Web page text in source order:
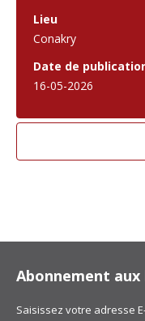
Lieu
Conakry
Date de
16-05-2026
Abonnement
Saisissez votre adresse